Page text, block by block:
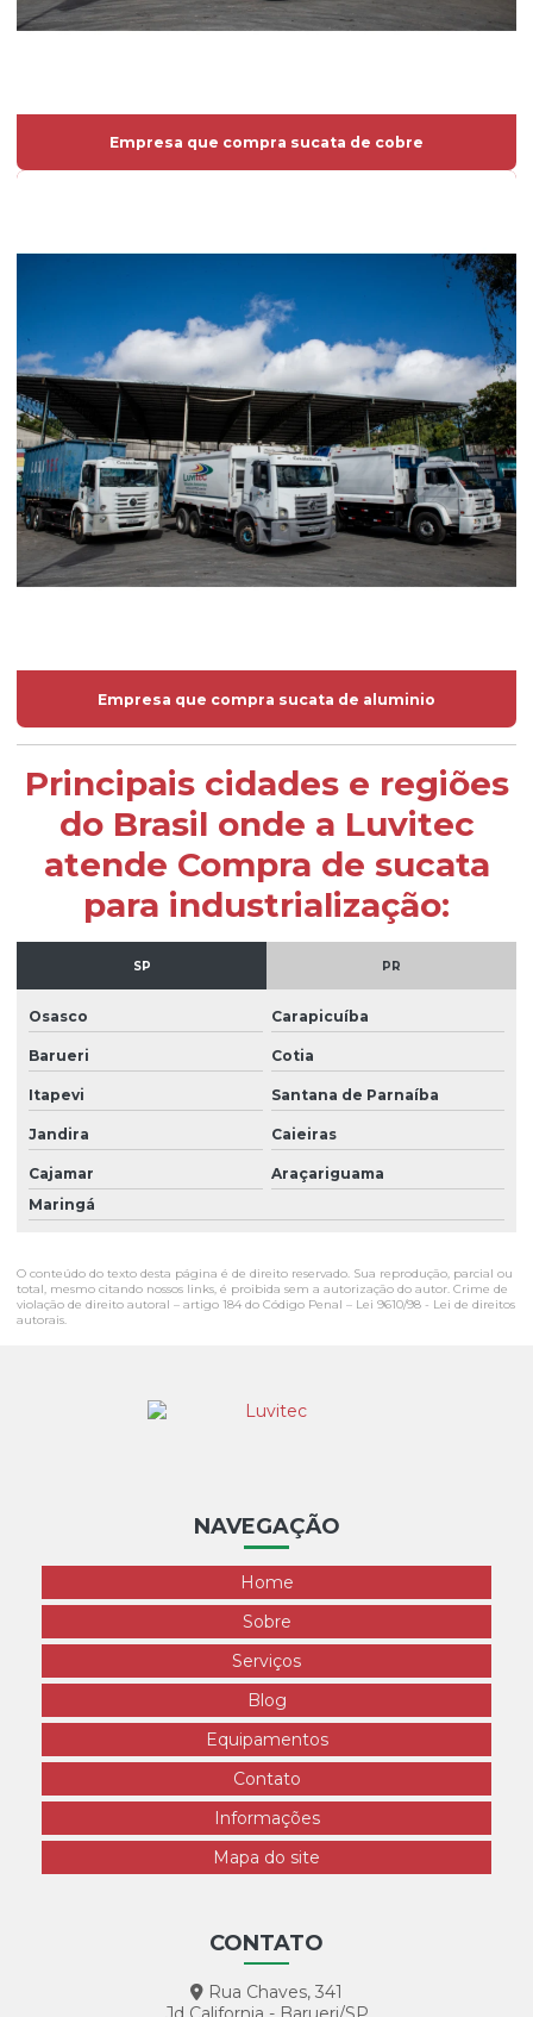
Empresa que compra sucata de cobre
Empresa que compra sucata de aluminio
Principais cidades e regiões
do Brasil onde a Luvitec
atende Compra de sucata
para industrialização:
SP PR
Osasco Carapicuíba
Barueri Cotia
Itapevi Santana de Parnaíba
Jandira Caieiras
Cajamar
Araçariguama
Maringá
O conteúdo do texto desta página é de direito reservado. Sua reprodução, parcial ou
total, mesmo citando nossos links, é proibida sem a autorização do autor. Crime de
violação de direito autoral – artigo 184 do Código Penal – Lei 9610/98 - Lei de direitos
autorais.
NAVEGAÇÃO
Home
Sobre
Serviços
Blog
Equipamentos
Contato
Informações
Mapa do site
CONTATO
Rua Chaves, 341